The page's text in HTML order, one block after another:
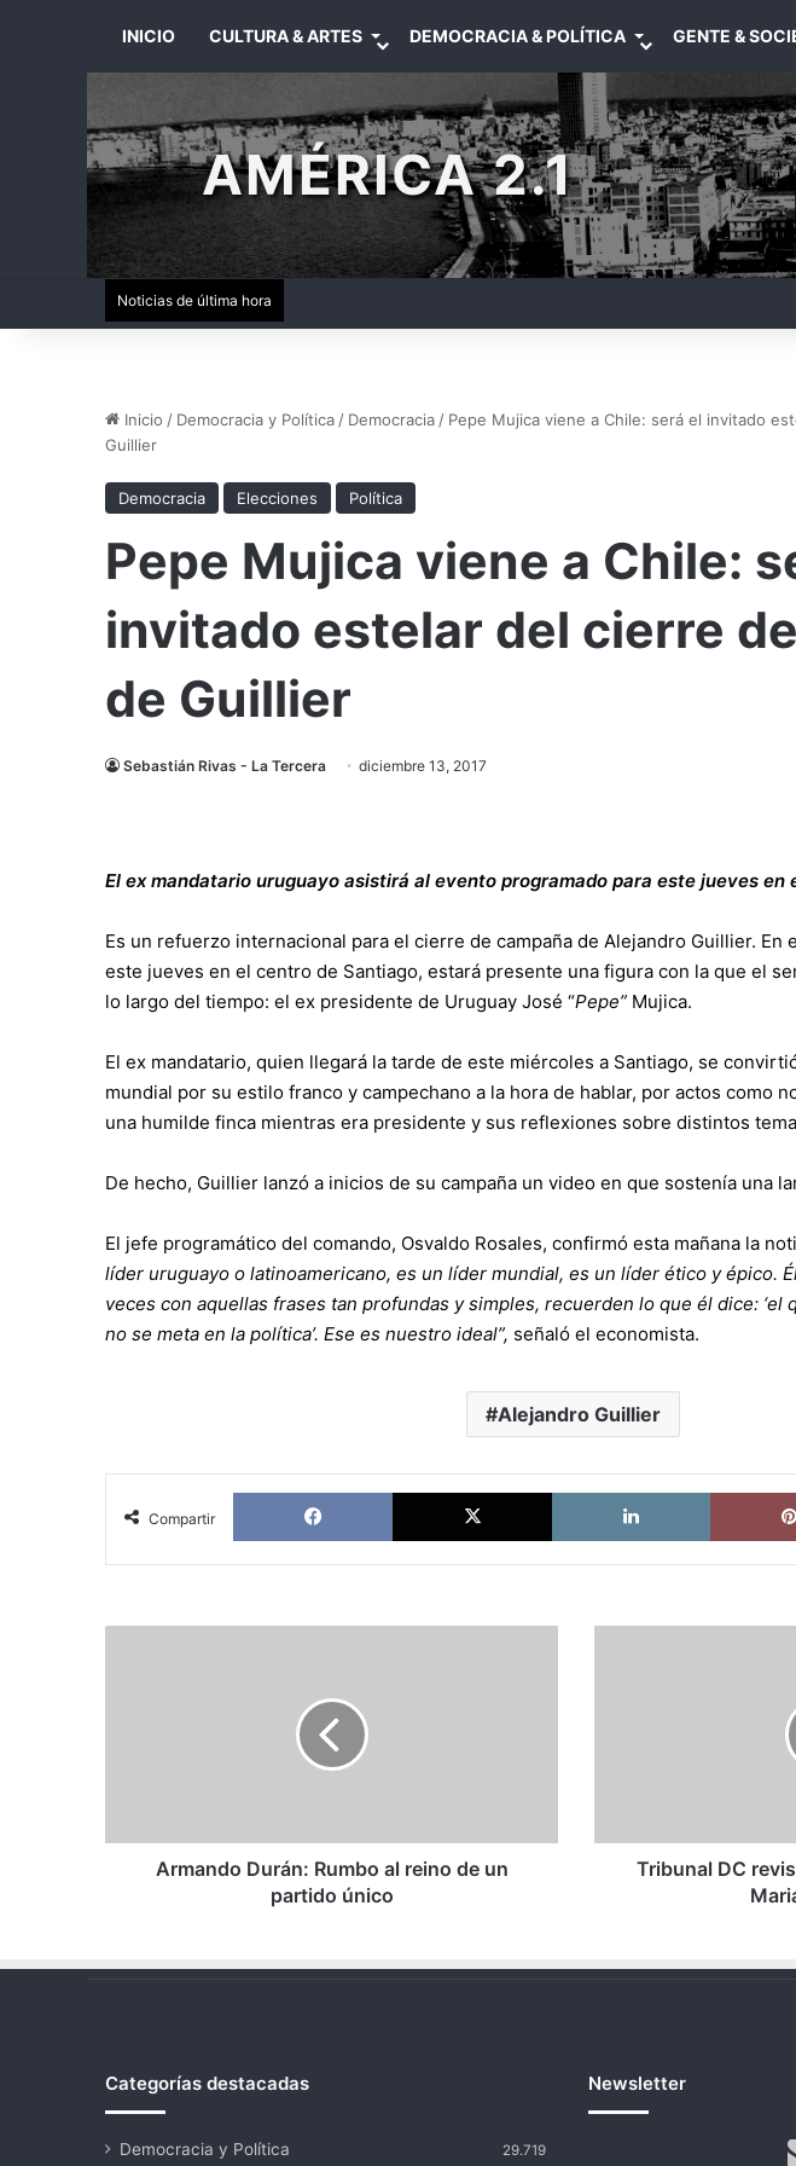
INICIO CULTURA & ARTES DEMOCRACIA & POLÍTICA GENTE &
AMÉRICA 2.1
Noticias de última hora
Inicio / Democracia y Política / Democracia / Pepe Mujica viene a Chile: será el invitado
Guillier
Democracia Elecciones Política
Pepe Mujica viene a Chile:
invitado estelar del cierre
de Guillier
Sebastián Rivas - La Tercera diciembre 13, 2017
El ex mandatario uruguayo asistirá al evento programado para este jueves en
Es un refuerzo internacional para el cierre de campaña de Alejandro Guillier. En
este jueves en el centro de Santiago, estará presente una figura con la que el
lo largo del tiempo: el ex presidente de Uruguay José “Pepe” Mujica.
El ex mandatario, quien llegará la tarde de este miércoles a Santiago, se
mundial por su estilo franco y campechano a la hora de hablar, por actos como
una humilde finca mientras era presidente y sus reflexiones sobre distintos
De hecho, Guillier lanzó a inicios de su campaña un video en que sostenía una
El jefe programático del comando, Osvaldo Rosales, confirmó esta mañana la
líder uruguayo o latinoamericano, es un líder mundial, es un líder ético y épico.
veces con aquellas frases tan profundas y simples, recuerden lo que él dice: ‘el
no se meta en la política’. Ese es nuestro ideal”, señaló el economista.
Alejandro Guillier
Compartir
Facebook X LinkedIn
único
Armando Durán: Rumbo al reino de un
partido único
Aylwin
Tribunal DC
Categorías destacadas
Democracia y Política 29.719
Newsletter